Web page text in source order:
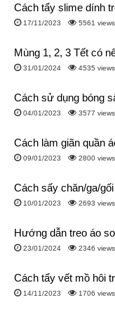
Cách tẩy slime dính
17/11/2023 5561 views
Mùng 1, 2, 3 Tết có
31/01/2024 4535 views
Cách sử dụng bóng
04/01/2023 3577 views
Cách làm giãn quần
09/01/2023 2800 views
Cách sấy chăn/ga/
10/01/2023 2693 views
Hướng dẫn treo áo
23/01/2024 2346 views
Cách tẩy vết mồ hôi
14/11/2023 1706 views